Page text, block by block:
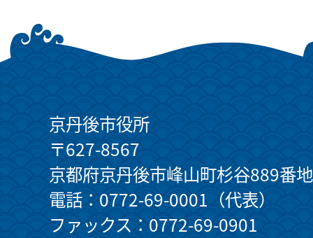
京丹後市役所
〒627-8567
京都府京丹後市峰山町杉谷889番地
電話：0772-69-0001（代表）
ファックス：0772-69-0901